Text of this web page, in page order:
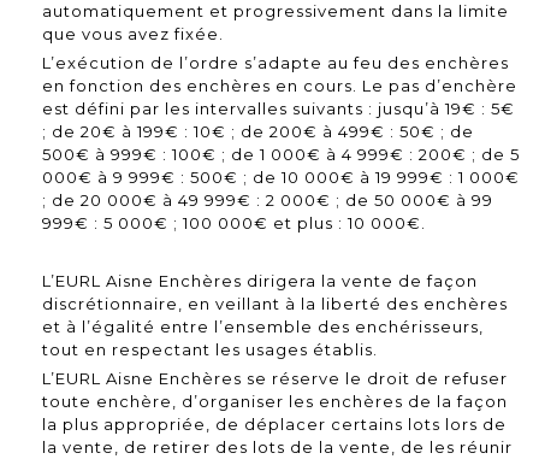
automatiquement et progressivement dans la limite
que vous avez fixée.
L’exécution de l’ordre s’adapte au feu des enchères
en fonction des enchères en cours. Le pas d’enchère
est défini par les intervalles suivants : jusqu’à 19€ : 5€
; de 20€ à 199€ : 10€ ; de 200€ à 499€ : 50€ ; de
500€ à 999€ : 100€ ; de 1 000€ à 4 999€ : 200€ ; de 5
000€ à 9 999€ : 500€ ; de 10 000€ à 19 999€ : 1 000€
; de 20 000€ à 49 999€ : 2 000€ ; de 50 000€ à 99
999€ : 5 000€ ; 100 000€ et plus : 10 000€.
L’EURL Aisne Enchères dirigera la vente de façon
discrétionnaire, en veillant à la liberté des enchères
et à l’égalité entre l’ensemble des enchérisseurs,
tout en respectant les usages établis.
L’EURL Aisne Enchères se réserve le droit de refuser
toute enchère, d’organiser les enchères de la façon
la plus appropriée, de déplacer certains lots lors de
la vente, de retirer des lots de la vente, de les réunir